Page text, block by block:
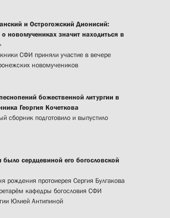
и Острогожский Дионисий:
новомучениках значит находиться в
СФИ приняли участие в вечере
новомучеников
божественной литургии в
Георгия Кочеткова
сборник подготовило и выпустило
было сердцевиной его богословской
рождения протоиерея Сергия Булгакова
кафедры богословия СФИ
Юлией Антипиной